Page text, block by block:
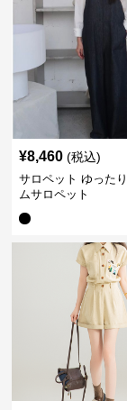
¥8,460 (税込)
サロペット ゆった
ムサロペット